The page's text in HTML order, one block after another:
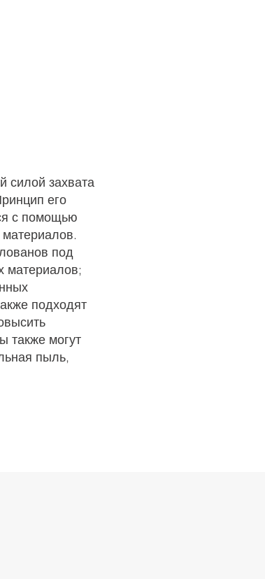
силой захвата
его
с помощью
под
материалов;
подходят
также могут
пыль,